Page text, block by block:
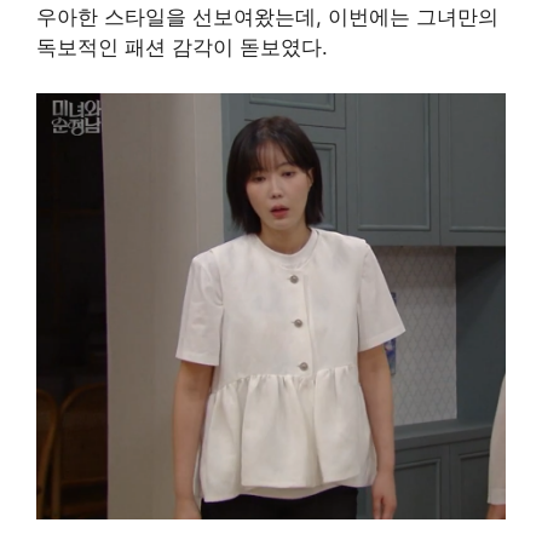
우아한 스타일을 선보여왔는데, 이번에는 그녀만의
독보적인 패션 감각이 돋보였다.